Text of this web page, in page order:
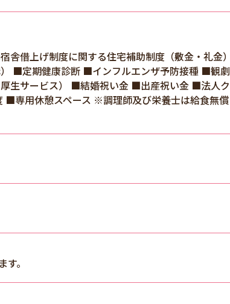
借上げ制度に関する住宅補助制度（敷金・礼金）
■定期健康診断 ■インフルエンザ予防接種 ■観劇
生サービス） ■結婚祝い金 ■出産祝い金 ■法人ク
専用休憩スペース ※調理師及び栄養士は給食無償
。